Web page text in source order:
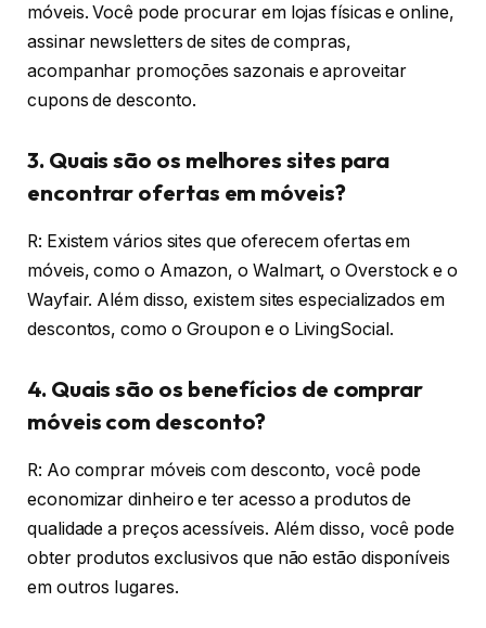
móveis. Você pode procurar em lojas físicas e online,
assinar newsletters de sites de compras,
acompanhar promoções sazonais e aproveitar
cupons de desconto.
3. Quais são os melhores sites para
encontrar ofertas em móveis?
R: Existem vários sites que oferecem ofertas em
móveis, como o Amazon, o Walmart, o Overstock e o
Wayfair. Além disso, existem sites especializados em
descontos, como o Groupon e o LivingSocial.
4. Quais são os benefícios de comprar
móveis com desconto?
R: Ao comprar móveis com desconto, você pode
economizar dinheiro e ter acesso a produtos de
qualidade a preços acessíveis. Além disso, você pode
obter produtos exclusivos que não estão disponíveis
em outros lugares.